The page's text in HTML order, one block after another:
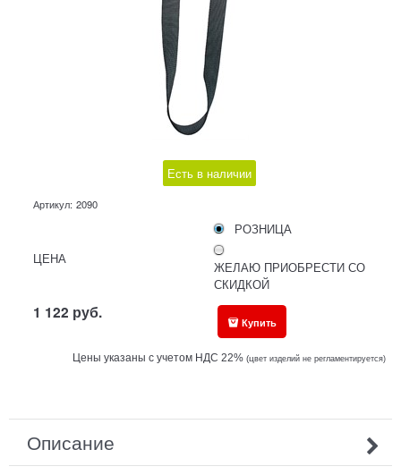
Есть в наличии
Артикул: 2090
ЦЕНА
РОЗНИЦА
ЖЕЛАЮ ПРИОБРЕСТИ СО
СКИДКОЙ
1 122 руб. Купить
Цены указаны с учетом НДС 22%(цвет изделий не регламентируется)
Описание